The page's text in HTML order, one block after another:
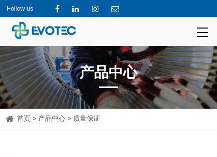
Follow us
产品中心
首页 > 产品中心 > 质量保证